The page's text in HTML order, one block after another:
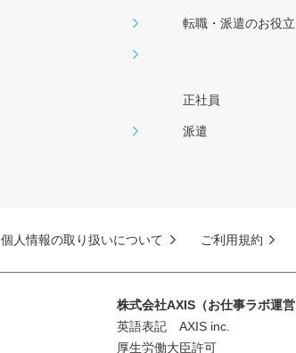
転職・派遣のお役
正社員
派遣
個人情報の取り扱いについて ご利用規約
株式会社AXIS（お仕事ラボ運営
英語表記 AXIS inc.
厚生労働大臣許可